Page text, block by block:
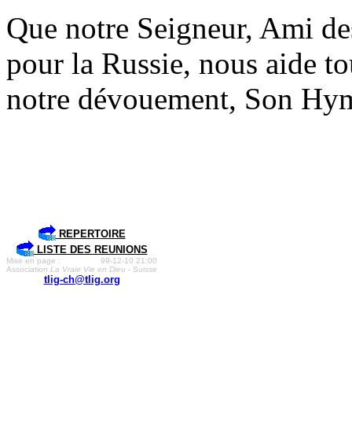
Que notre Seigneur, Ami
pour la Russie, nous aide
notre dévouement, Son
REPERTOIRE
LISTE DES REUNIONS
Mise en page :
99-12-10 21:00
Association La Vraie Vie en Dieu - Suisse
tlig-ch@tlig.org